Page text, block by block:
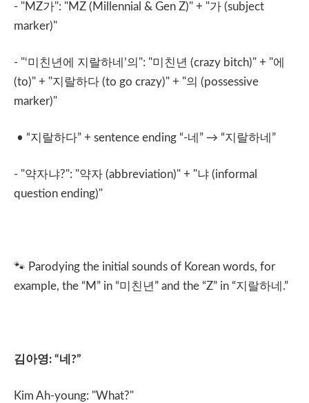
- "MZ가": "MZ (Millennial & Gen Z)" + "가 (subject
marker)"
- "‘미친년에 지랄하네 ’의 ": "미친년 (crazy bitch)" + "에
(to)" + "지랄하다 (to go crazy)" + "의 (possessive
marker)"
• “지랄하다” + sentence ending “-네 ” → “지랄하네 ”
- "약자냐?": "약자 (abbreviation)" + "냐 (informal
question ending)"
🐾 Parodying the initial sounds of Korean words, for
example, the “M” in “미친년” and the “Z” in “지랄하네 .”
김아영: “네 ?”
Kim Ah-young: "What?"